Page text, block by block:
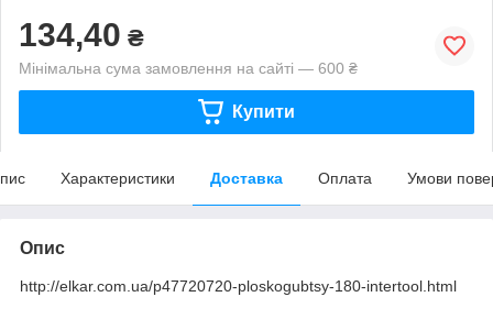
134,40 ₴
Мінімальна сума замовлення на сайті — 600 ₴
Купити
Характеристики Доставка Оплата Умови
Опис
http://elkar.com.ua/p47720720-ploskogubtsy-180-intertool.html